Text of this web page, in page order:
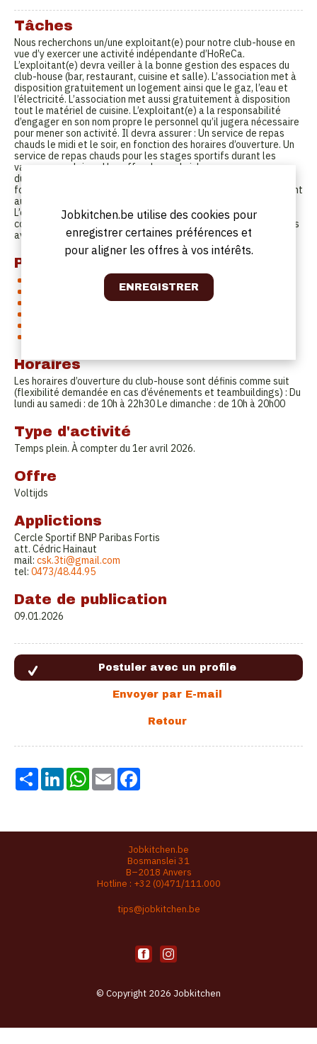
Tâches
Nous recherchons un/une exploitant(e) pour notre club-house en
vue d’y exercer une activité indépendante d’HoReCa.
L’exploitant(e) devra veiller à la bonne gestion des espaces du
club-house (bar, restaurant, cuisine et salle). L’association met à
disposition gratuitement un logement ainsi que le gaz, l’eau et
l’électricité. L’association met aussi gratuitement à disposition
tout le matériel de cuisine. L’exploitant(e) a la responsabilité
d’engager en son nom propre le personnel qu’il jugera nécessaire
pour mener son activité. Il devra assurer : Un service de repas
chauds le midi et le soir, en fonction des horaires d’ouverture. Un
service de repas chauds pour les stages sportifs durant les
vacances scolaires. Une offre de sandwiches en permanence
durant les heures d’ouverture. Le catering (par exemple, des
formules BBQ) pour les activités de teambuildings qui se tiennent
au club, principalement durant la saison printemps-été.
L’exploitant(e) devra gérer en toute autonomie les stocks et les
commandes liées à son activité de traiteur ainsi que les relations
avec les fournisseurs.
Profil
Dynamique et résistant au stress
Proactif, rigoureux et bon sens de l’organisation
Capable de coacher et motiver son équipe
Horaires
Les horaires d’ouverture du club-house sont définis comme suit
(flexibilité demandée en cas d’événements et teambuildings) : Du
lundi au samedi : de 10h à 22h30 Le dimanche : de 10h à 20h00
Type d'activité
Temps plein. À compter du 1er avril 2026.
Offre
Voltijds
Applictions
Cercle Sportif BNP Paribas Fortis
att. Cédric Hainaut
mail: csk.3ti@gmail.com
tel: 0473/48.44.95
Date de publication
09.01.2026
Share LinkedInWhatsApp
Email
Jobkitchen.be
Bosmanslei 31
B–2018 Anvers
Hotline : +32 (0)471/111.000
tips@jobkitchen.be
© Copyright 2026 Jobkitchen
Jobkitchen.be utilise des cookies pour
enregistrer certaines préférences et
pour aligner les offres à vos intérêts.